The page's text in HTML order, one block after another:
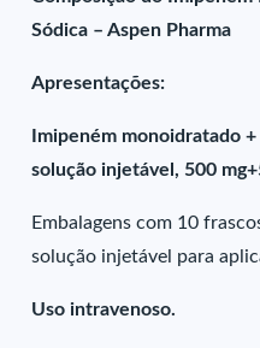
Sódica – Aspen Pharma
Apresentações:
Imipeném monoidratado
solução injetável, 500
Embalagens com 10
solução injetável para
Uso intravenoso.